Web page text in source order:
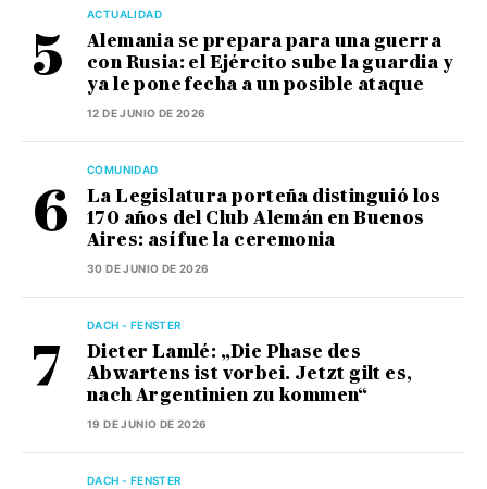
ACTUALIDAD
Alemania se prepara para una guerra
con Rusia: el Ejército sube la guardia y
ya le pone fecha a un posible ataque
12 DE JUNIO DE 2026
COMUNIDAD
La Legislatura porteña distinguió los
170 años del Club Alemán en Buenos
Aires: así fue la ceremonia
30 DE JUNIO DE 2026
DACH - FENSTER
Dieter Lamlé: „Die Phase des
Abwartens ist vorbei. Jetzt gilt es,
nach Argentinien zu kommen“
19 DE JUNIO DE 2026
DACH - FENSTER